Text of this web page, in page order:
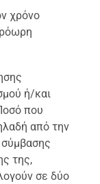
χρόνο
ή/και
που
από την
της,
σε δύο